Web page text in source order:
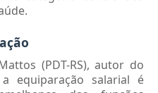
(PDT-RS), autor do
equiparação salarial é